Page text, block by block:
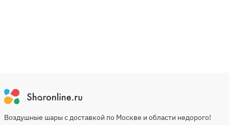
Воздушные шары с доставкой по Москве и области недорого!